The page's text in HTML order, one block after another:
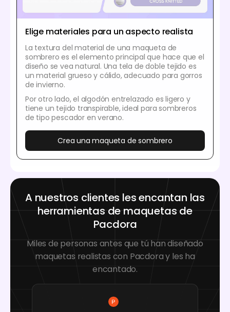
Elige materiales para un aspecto realista
La textura del material de una maqueta de
sombrero es el elemento principal que hace que el
diseño se vea natural. Una tela de doble tejido es
un material grueso y cálido, adecuado para gorros
de invierno.
Por otro lado, el algodón entrelazado es ligero y
tiene un tejido transpirable, ideal para sombreros
de tipo pescador en verano.
Crea una maqueta de sombrero
A nuestros clientes les encantan las
herramientas de maquetas de
Pacdora
Miles de personas antes que tú han diseñado
maquetas realistas con Pacdora y les ha
encantado.